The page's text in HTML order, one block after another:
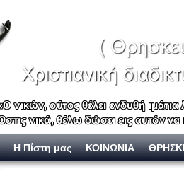
Η Πίστη μας ΚΟΙΝΩΝΙΑ